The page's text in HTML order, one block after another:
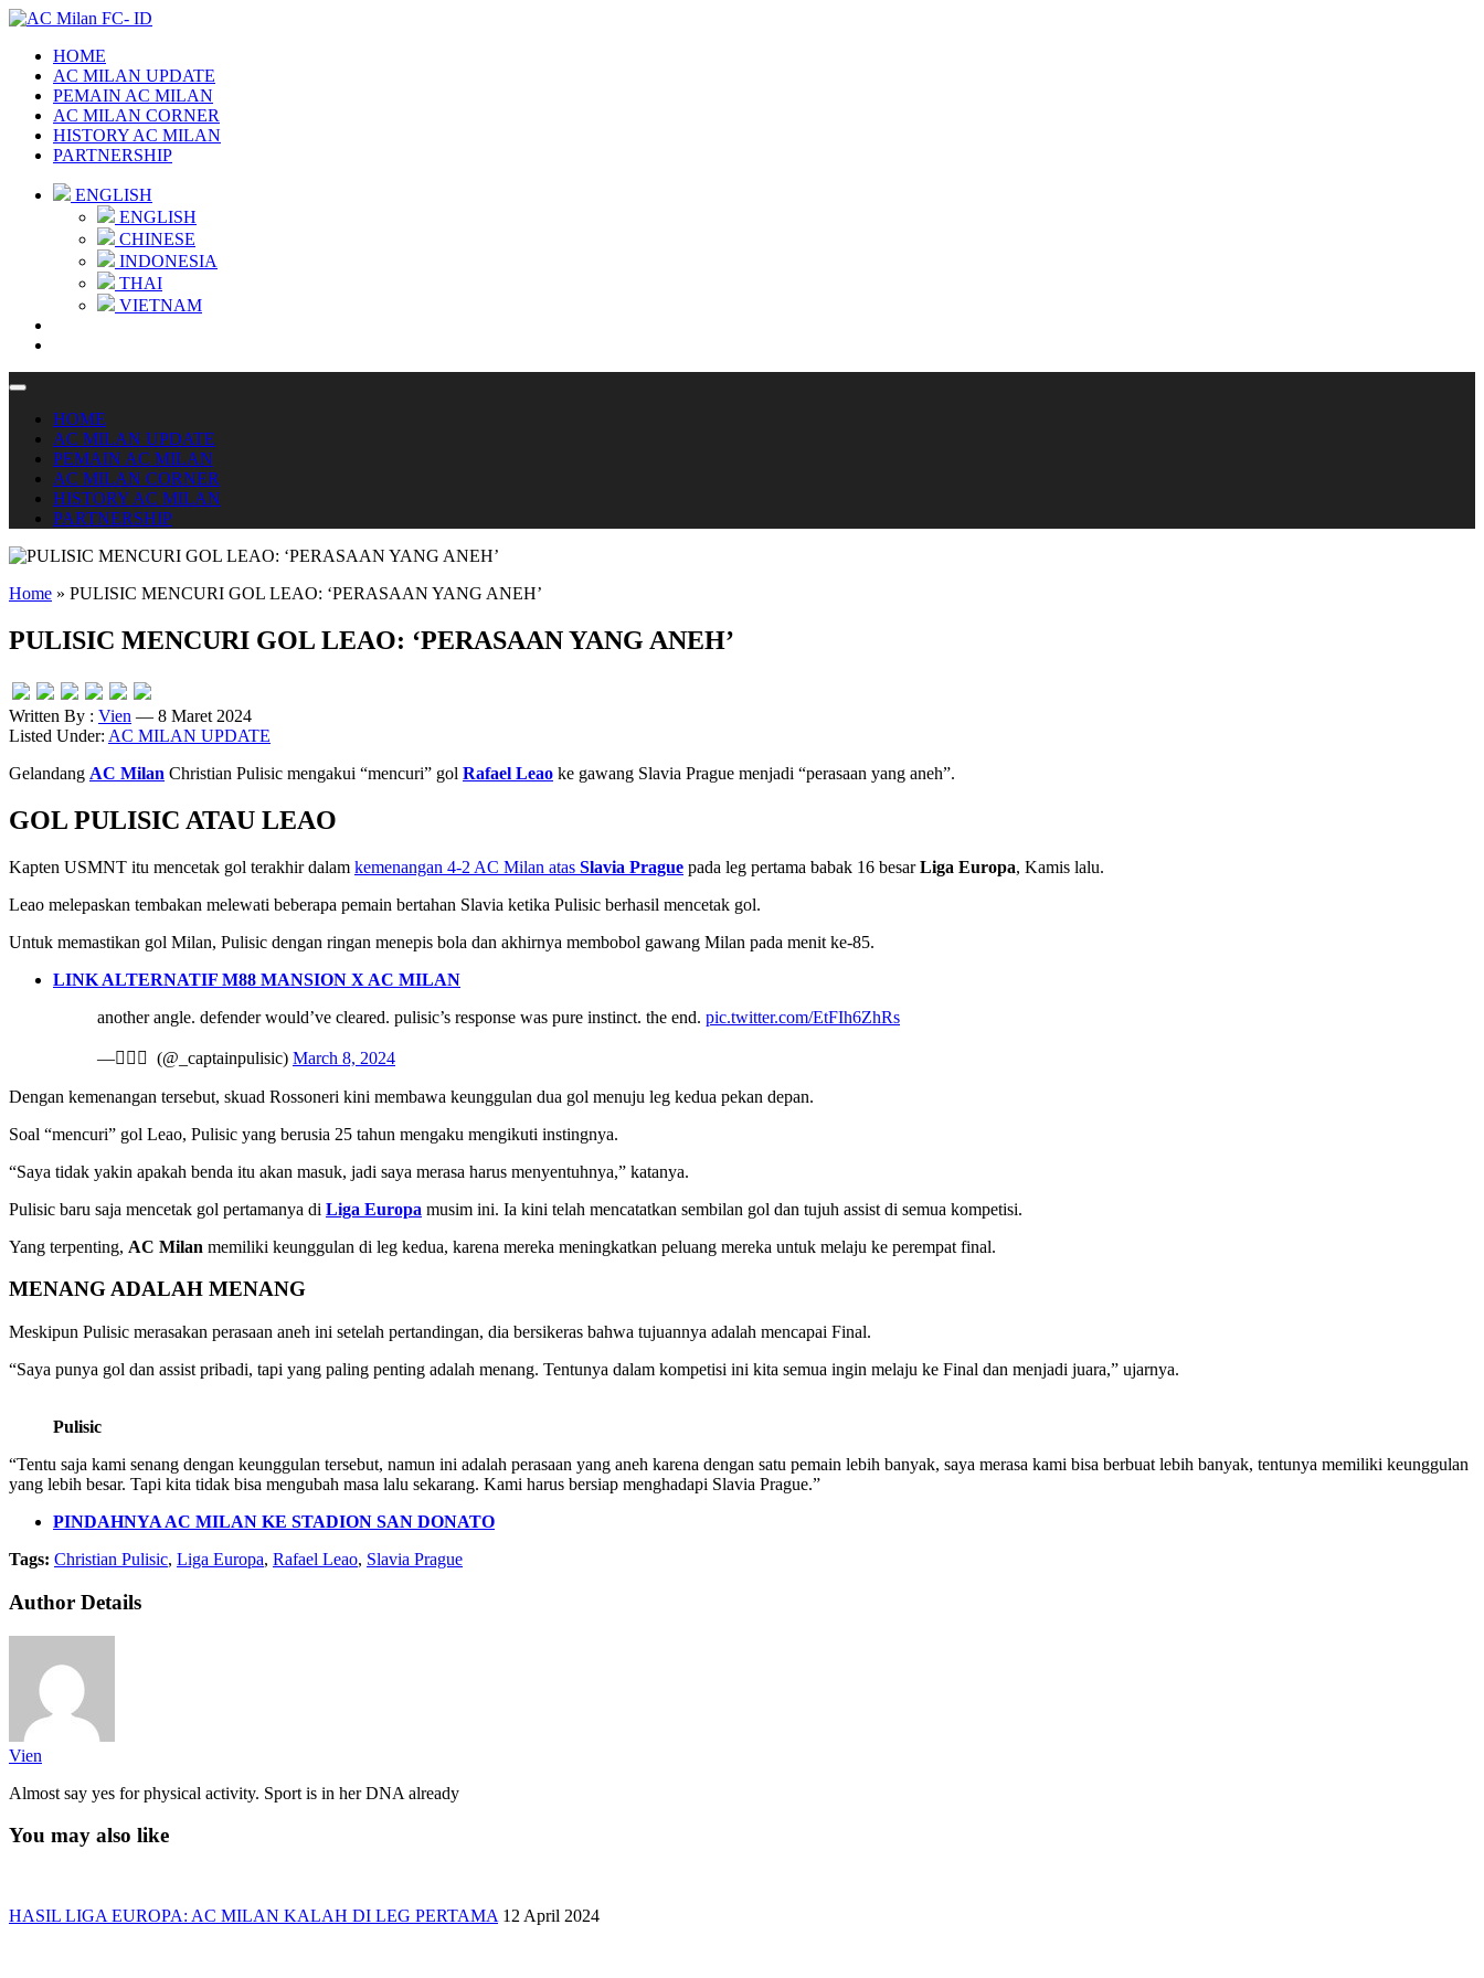
HOME
AC MILAN UPDATE
PEMAIN AC MILAN
AC MILAN CORNER
HISTORY AC MILAN
PARTNERSHIP
ENGLISH
ENGLISH
CHINESE
INDONESIA
THAI
VIETNAM
HOME
AC MILAN UPDATE
PEMAIN AC MILAN
AC MILAN CORNER
HISTORY AC MILAN
PARTNERSHIP
Home » PULISIC MENCURI GOL LEAO: ‘PERASAAN YANG ANEH’
PULISIC MENCURI GOL LEAO: ‘PERASAAN YANG ANEH’
Written By : Vien — 8 Maret 2024
Listed Under: AC MILAN UPDATE
Gelandang AC Milan Christian Pulisic mengakui “mencuri” gol Rafael Leao ke gawang Slavia Prague menjadi “perasaan yang aneh”.
GOL PULISIC ATAU LEAO
Kapten USMNT itu mencetak gol terakhir dalam kemenangan 4-2 AC Milan atas Slavia Prague pada leg pertama babak 16 besarLiga Europa, Kamis lalu.
Leao melepaskan tembakan melewati beberapa pemain bertahan Slavia ketika Pulisic berhasil mencetak gol.
Untuk memastikan gol Milan, Pulisic dengan ringan menepis bola dan akhirnya membobol gawang Milan pada menit ke-85.
LINK ALTERNATIF M88 MANSION X AC MILAN
another angle. defender would’ve cleared. pulisic’s response was pure instinct. the end. pic.twitter.com/EtFIh6ZhRs
— ًًً (@_captainpulisic) March 8, 2024
Dengan kemenangan tersebut, skuad Rossoneri kini membawa keunggulan dua gol menuju leg kedua pekan depan.
Soal “mencuri” gol Leao, Pulisic yang berusia 25 tahun mengaku mengikuti instingnya.
“Saya tidak yakin apakah benda itu akan masuk, jadi saya merasa harus menyentuhnya,” katanya.
Pulisic baru saja mencetak gol pertamanya di Liga Europa musim ini. Ia kini telah mencatatkan sembilan gol dan tujuh assist di semua kompetisi.
Yang terpenting, AC Milan memiliki keunggulan di leg kedua, karena mereka meningkatkan peluang mereka untuk melaju ke perempat final.
MENANG ADALAH MENANG
Meskipun Pulisic merasakan perasaan aneh ini setelah pertandingan, dia bersikeras bahwa tujuannya adalah mencapai Final.
“Saya punya gol dan assist pribadi, tapi yang paling penting adalah menang. Tentunya dalam kompetisi ini kita semua ingin melaju ke Final dan menjadi juara,” ujarnya.
Pulisic
“Tentu saja kami senang dengan keunggulan tersebut, namun ini adalah perasaan yang aneh karena dengan satu pemain lebih banyak, saya merasa kami bisa berbuat lebih banyak, tentunya memiliki keunggulan
yang lebih besar. Tapi kita tidak bisa mengubah masa lalu sekarang. Kami harus bersiap menghadapi Slavia Prague.”
PINDAHNYA AC MILAN KE STADION SAN DONATO
Tags: Christian Pulisic, Liga Europa, Rafael Leao, Slavia Prague
Author Details
Vien
Almost say yes for physical activity. Sport is in her DNA already
You may also like
HASIL LIGA EUROPA: AC MILAN KALAH DI LEG PERTAMA 12 April 2024